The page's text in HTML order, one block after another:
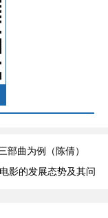
部曲为例（陈倩）
影的发展态势及其问